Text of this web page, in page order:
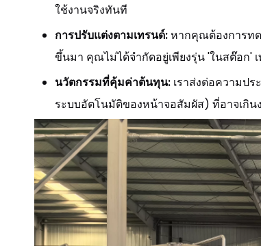
ใช้งานจริงทันที
การปรับแต่งตามเทรนด์:หากคุณต้องการท
ขึ้นมา คุณไม่ได้จำกัดอยู่เพียงรุ่น 'ในสต๊อก'
นวัตกรรมที่คุ้มค่าต้นทุน: เราส่งต่อความป
ระบบอัตโนมัติของหน้าจอสัมผัส) ที่อาจเกิ